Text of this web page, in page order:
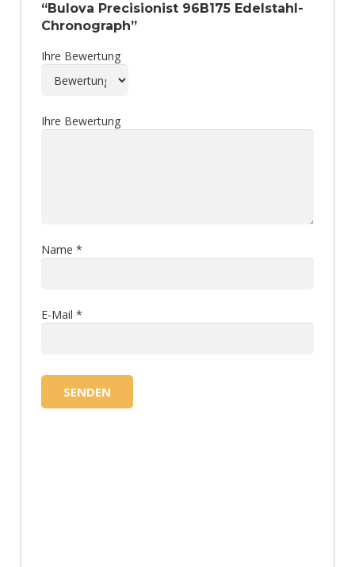
“Bulova Precisionist 96B175 Edelstahl-
Chronograph”
Ihre Bewertung
Ihre Bewertung
Name *
E-Mail *